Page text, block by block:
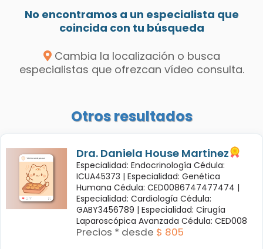
No encontramos a un especialista que
coincida con tu búsqueda
Cambia la localización o busca
especialistas que ofrezcan vídeo consulta.
Otros resultados
Dra. Daniela House Martinez
Especialidad: Endocrinología Cédula:
ICUA45373 | Especialidad: Genética
Humana Cédula: CED0086747477474 |
Especialidad: Cardiología Cédula:
GABY3456789 | Especialidad: Cirugía
Laparoscópica Avanzada Cédula: CED008
Precios * desde $ 805